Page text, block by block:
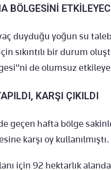
BÖLGESİNİ
duyduğu yoğun su
sıkıntılı bir durum
de olumsuz
KARŞI ÇIKILDI
geçen hafta bölge
karşı oy kullanılmıştı.
için 92 hektarlık